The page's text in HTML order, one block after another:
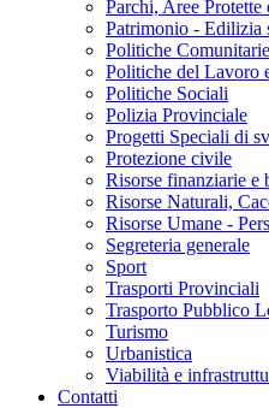
Parchi, Aree
Patrimonio - Edilizia
Politiche Comunitarie
Politiche del Lavoro
Politiche Sociali
Polizia Provinciale
Progetti Speciali di
Protezione civile
Risorse finanziarie e
Risorse Naturali,
Risorse Umane -
Segreteria generale
Sport
Trasporti Provinciali
Trasporto Pubblico
Turismo
Urbanistica
Viabilità e
Contatti